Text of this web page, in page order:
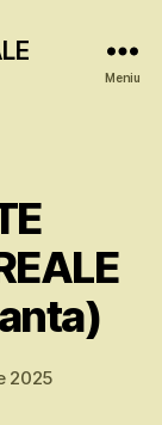
Meniu
2025